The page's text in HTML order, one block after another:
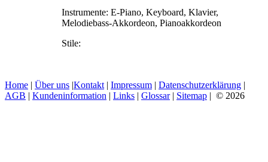
Instrumente: E-Piano, Keyboard, Klavier,
Melodiebass-Akkordeon, Pianoakkordeon
Stile:
Home | Über uns |Kontakt | Impressum | Datenschutzerklärung |
AGB | Kundeninformation | Links | Glossar| Sitemap | © 2026